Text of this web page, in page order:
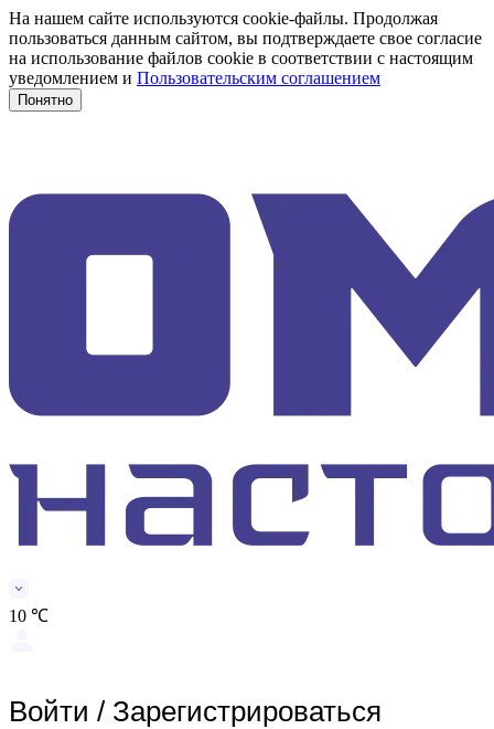
На нашем сайте используются cookie-файлы. Продолжая
пользоваться данным сайтом, вы подтверждаете свое согласие
на использование файлов cookie в соответствии с настоящим
уведомлением и Пользовательским соглашением
Понятно
10 ℃
Войти / Зарегистрироваться